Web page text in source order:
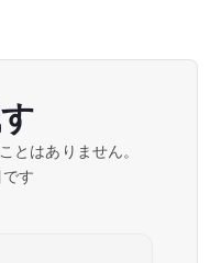
とはありません。
す